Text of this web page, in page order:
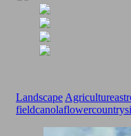
Landscape Agriculture
fieldcanolaflower